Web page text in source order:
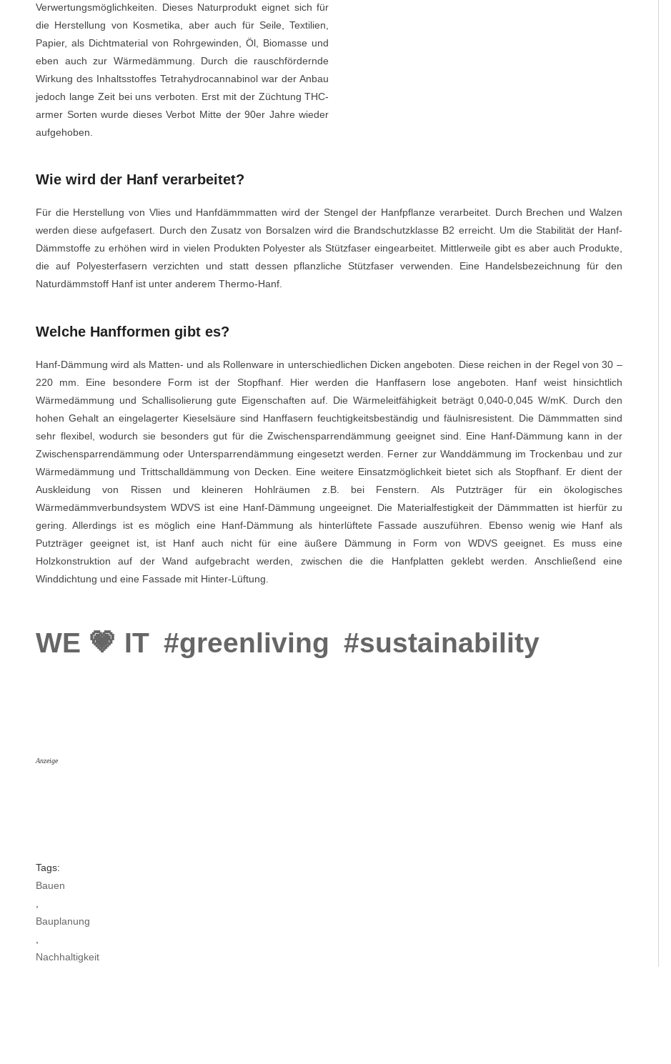
Verwertungsmöglichkeiten. Dieses Naturprodukt eignet sich für
die Herstellung von Kosmetika, aber auch für Seile, Textilien,
Papier, als Dichtmaterial von Rohrgewinden, Öl, Biomasse und
eben auch zur Wärmedämmung. Durch die rauschfördernde
Wirkung des Inhaltsstoffes Tetrahydrocannabinol war der Anbau
jedoch lange Zeit bei uns verboten. Erst mit der Züchtung THC-
armer Sorten wurde dieses Verbot Mitte der 90er Jahre wieder
aufgehoben.
Wie wird der Hanf verarbeitet?
Für die Herstellung von Vlies und Hanfdämmmatten wird der Stengel der Hanfpflanze verarbeitet. Durch Brechen und Walzen
werden diese aufgefasert. Durch den Zusatz von Borsalzen wird die Brandschutzklasse B2 erreicht. Um die Stabilität der Hanf-
Dämmstoffe zu erhöhen wird in vielen Produkten Polyester als Stützfaser eingearbeitet. Mittlerweile gibt es aber auch Produkte,
die auf Polyesterfasern verzichten und statt dessen pflanzliche Stützfaser verwenden. Eine Handelsbezeichnung für den
Naturdämmstoff Hanf ist unter anderem Thermo-Hanf.
Welche Hanfformen gibt es?
Hanf-Dämmung wird als Matten- und als Rollenware in unterschiedlichen Dicken angeboten. Diese reichen in der Regel von 30 –
220 mm. Eine besondere Form ist der Stopfhanf. Hier werden die Hanffasern lose angeboten. Hanf weist hinsichtlich
Wärmedämmung und Schallisolierung gute Eigenschaften auf. Die Wärmeleitfähigkeit beträgt 0,040-0,045 W/mK. Durch den
hohen Gehalt an eingelagerter Kieselsäure sind Hanffasern feuchtigkeitsbeständig und fäulnisresistent. Die Dämmmatten sind
sehr flexibel, wodurch sie besonders gut für die Zwischensparrendämmung geeignet sind. Eine Hanf-Dämmung kann in der
Zwischensparrendämmung oder Untersparrendämmung eingesetzt werden. Ferner zur Wanddämmung im Trockenbau und zur
Wärmedämmung und Trittschalldämmung von Decken. Eine weitere Einsatzmöglichkeit bietet sich als Stopfhanf. Er dient der
Auskleidung von Rissen und kleineren Hohlräumen z.B. bei Fenstern. Als Putzträger für ein ökologisches
Wärmedämmverbundsystem WDVS ist eine Hanf-Dämmung ungeeignet. Die Materialfestigkeit der Dämmmatten ist hierfür zu
gering. Allerdings ist es möglich eine Hanf-Dämmung als hinterlüftete Fassade auszuführen. Ebenso wenig wie Hanf als
Putzträger geeignet ist, ist Hanf auch nicht für eine äußere Dämmung in Form von WDVS geeignet. Es muss eine
Holzkonstruktion auf der Wand aufgebracht werden, zwischen die die Hanfplatten geklebt werden. Anschließend eine
Winddichtung und eine Fassade mit Hinter-Lüftung.
WE 💗 IT #greenliving #sustainability
Anzeige
Tags:
Bauen
Bauplanung
Nachhaltigkeit